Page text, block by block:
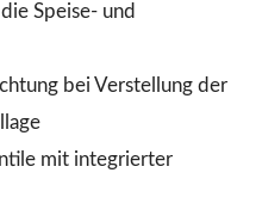
Speise- und
bei Verstellung der
mit integrierter